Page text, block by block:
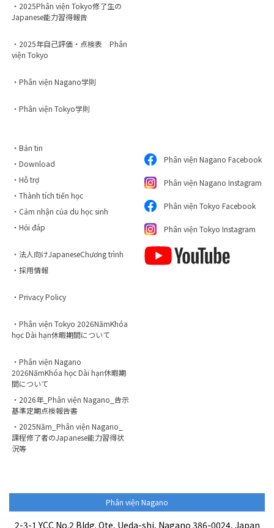
・2025Phân viện Tokyo修了生の
Japanese能力習得報告
・2025年自己評価・点検表 Phân
viện Tokyo
・Phân viện Nagano学則
・Phân viện Tokyo学則
・Bản tin
・Download
・Hỗ trợ
・Thành tích tiến học
・Cảm nhận của du học sinh
・Hỏi đáp
・法人向けJapaneseChương trình
・採用情報
・Privacy Policy
・Phân viện Tokyo 2026NămKhóa
học Dài hạn休暇期間について
・Phân viện Nagano
2026NămKhóa học Dài hạn休暇期
間について
・2026年_Phân viện Nagano_告示
基準定期点検報告書
・2025Năm_Phân viện Nagano_
課程修了者のJapanese能力習得状
況等
Phân viện Nagano Facebook
Phân viện Nagano Instagram
Phân viện Tokyo Facebook
Phân viện Tokyo Instagram
Phân viện Nagano
2-3-1 YCC No.2 Bldg. Ote, Ueda-shi, Nagano 386-0024, Japan